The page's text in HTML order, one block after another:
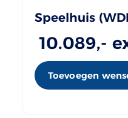
Speelhuis
10.089,-
Toevoegen